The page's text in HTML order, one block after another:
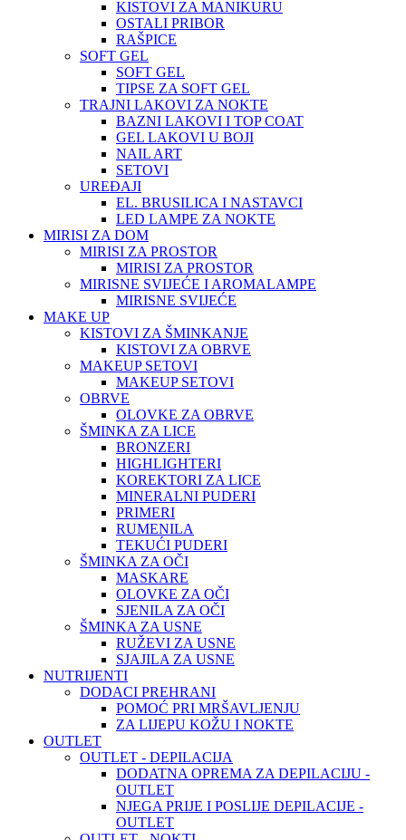
KISTOVI ZA MANIKURU
OSTALI PRIBOR
RAŠPICE
SOFT GEL
SOFT GEL
TIPSE ZA SOFT GEL
TRAJNI LAKOVI ZA NOKTE
BAZNI LAKOVI I TOP COAT
GEL LAKOVI U BOJI
NAIL ART
SETOVI
UREĐAJI
EL. BRUSILICA I NASTAVCI
LED LAMPE ZA NOKTE
MIRISI ZA DOM
MIRISI ZA PROSTOR
MIRISI ZA PROSTOR
MIRISNE SVIJEĆE I AROMALAMPE
MIRISNE SVIJEĆE
MAKE UP
KISTOVI ZA ŠMINKANJE
KISTOVI ZA OBRVE
MAKEUP SETOVI
MAKEUP SETOVI
OBRVE
OLOVKE ZA OBRVE
ŠMINKA ZA LICE
BRONZERI
HIGHLIGHTERI
KOREKTORI ZA LICE
MINERALNI PUDERI
PRIMERI
RUMENILA
TEKUĆI PUDERI
ŠMINKA ZA OČI
MASKARE
OLOVKE ZA OČI
SJENILA ZA OČI
ŠMINKA ZA USNE
RUŽEVI ZA USNE
SJAJILA ZA USNE
NUTRIJENTI
DODACI PREHRANI
POMOĆ PRI MRŠAVLJENJU
ZA LIJEPU KOŽU I NOKTE
OUTLET
OUTLET - DEPILACIJA
DODATNA OPREMA ZA DEPILACIJU -
OUTLET
NJEGA PRIJE I POSLIJE DEPILACIJE -
OUTLET